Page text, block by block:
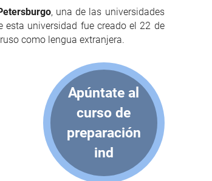
, una de las universidades
universidad fue creado el 22 de
como lengua extranjera.
Apúntate al
curso de
preparación
ind